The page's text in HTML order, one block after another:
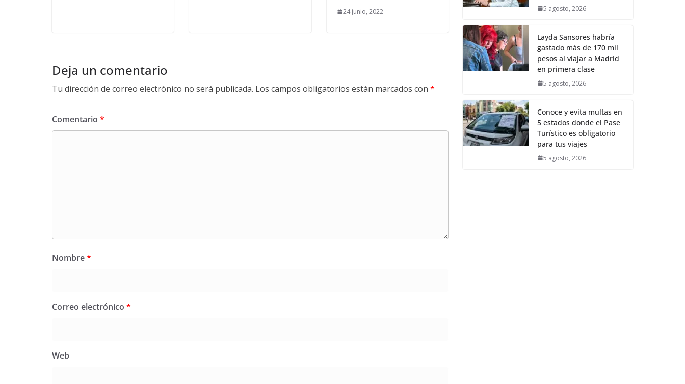
24 junio, 2022
Deja un comentario
Tu dirección de correo electrónico no será publicada. Los campos obligatorios están marcados con *
Comentario *
Nombre*
Correo electrónico *
Web
5 agosto, 2026
Layda Sansores habría
gastado más de 170 mil
pesos al viajar a Madrid
en primera clase
5 agosto, 2026
Conoce y evita multas en
5 estados donde el Pase
Turístico es obligatorio
para tus viajes
5 agosto, 2026